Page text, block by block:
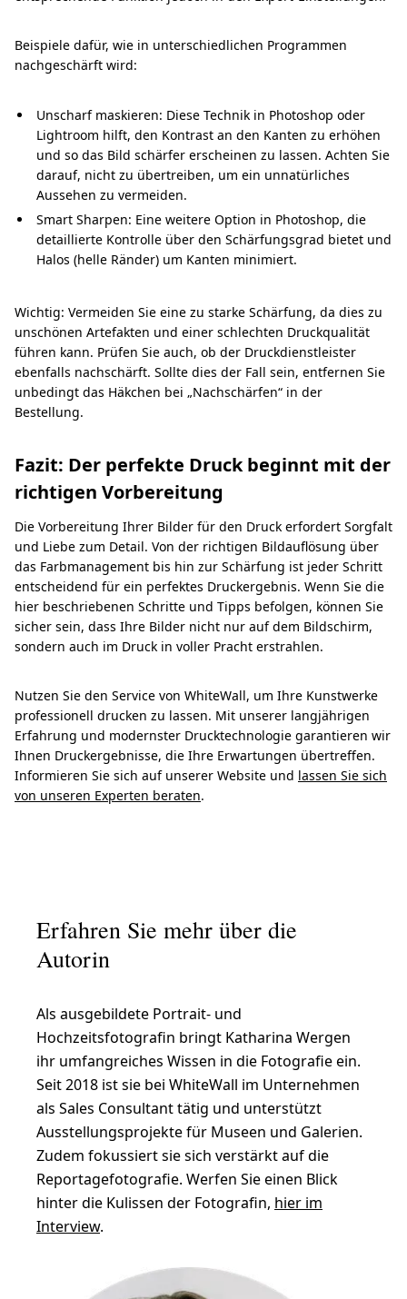
Beispiele dafür, wie in unterschiedlichen Programmen
nachgeschärft wird:
Unscharf maskieren: Diese Technik in Photoshop oder
Lightroom hilft, den Kontrast an den Kanten zu erhöhen
und so das Bild schärfer erscheinen zu lassen. Achten Sie
darauf, nicht zu übertreiben, um ein unnatürliches
Aussehen zu vermeiden.
Smart Sharpen: Eine weitere Option in Photoshop, die
detaillierte Kontrolle über den Schärfungsgrad bietet und
Halos (helle Ränder) um Kanten minimiert.
Wichtig: Vermeiden Sie eine zu starke Schärfung, da dies zu
unschönen Artefakten und einer schlechten Druckqualität
führen kann. Prüfen Sie auch, ob der Druckdienstleister
ebenfalls nachschärft. Sollte dies der Fall sein, entfernen Sie
unbedingt das Häkchen bei „Nachschärfen“ in der
Bestellung.
Fazit: Der perfekte Druck beginnt mit der
richtigen Vorbereitung
Die Vorbereitung Ihrer Bilder für den Druck erfordert Sorgfalt
und Liebe zum Detail. Von der richtigen Bildauflösung über
das Farbmanagement bis hin zur Schärfung ist jeder Schritt
entscheidend für ein perfektes Druckergebnis. Wenn Sie die
hier beschriebenen Schritte und Tipps befolgen, können Sie
sicher sein, dass Ihre Bilder nicht nur auf dem Bildschirm,
sondern auch im Druck in voller Pracht erstrahlen.
Nutzen Sie den Service von WhiteWall, um Ihre Kunstwerke
professionell drucken zu lassen. Mit unserer langjährigen
Erfahrung und modernster Drucktechnologie garantieren wir
Ihnen Druckergebnisse, die Ihre Erwartungen übertreffen.
Informieren Sie sich auf unserer Website und lassen Sie sich
von unseren Experten beraten.
Erfahren Sie mehr über die
Autorin
Als ausgebildete Portrait- und
Hochzeitsfotografin bringt Katharina Wergen
ihr umfangreiches Wissen in die Fotografie ein.
Seit 2018 ist sie bei WhiteWall im Unternehmen
als Sales Consultant tätig und unterstützt
Ausstellungsprojekte für Museen und Galerien.
Zudem fokussiert sie sich verstärkt auf die
Reportagefotografie. Werfen Sie einen Blick
hinter die Kulissen der Fotografin, hier im
Interview.